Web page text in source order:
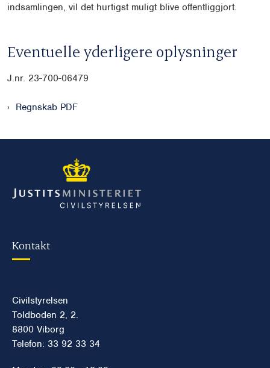
indsamlingen, vil det hurtigst muligt blive offentliggjort.
Eventuelle yderligere oplysninger
J.nr. 23-700-06479
Regnskab PDF
Kontakt
Civilstyrelsen
Toldboden 2, 2.
8800 Viborg
Telefon: 33 92 33 34